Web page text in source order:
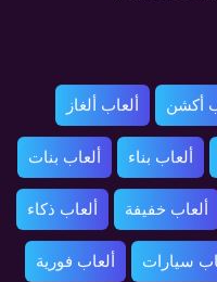
أكشن ألعاب ألغاز
ألعاب بناء ألعاب بنات
ألعاب خفيفة ألعاب ذكاء
سيارات ألعاب فورية